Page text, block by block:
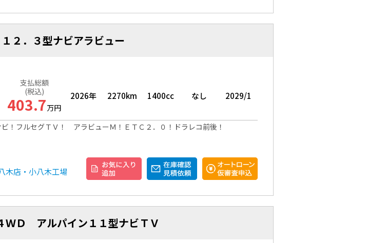
２．３型ナビアラビュー
支払総額
(税込)
403.7万円
2026年 2270km 1400cc なし 2029/1
！フルセグＴＶ！ アラビューＭ！ＥＴＣ２．０！ドラレコ前後！
木店・小八木工場
Ｄ アルパイン１１型ナビＴＶ